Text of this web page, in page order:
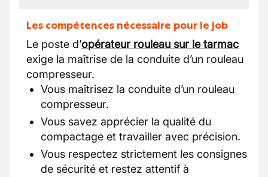
Les compétences nécessaire pour le job
Le poste d’opérateur rouleau sur le tarmac
exige la maîtrise de la conduite d’un rouleau
compresseur.
Vous maîtrisez la conduite d’un rouleau
compresseur.
Vous savez apprécier la qualité du
compactage et travailler avec précision.
Vous respectez strictement les consignes
de sécurité et restez attentif à